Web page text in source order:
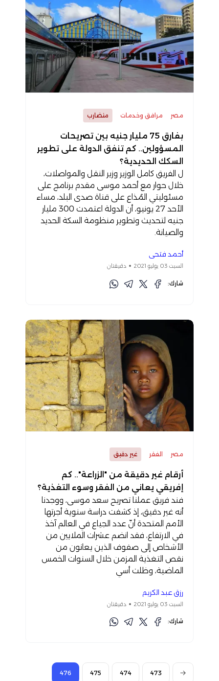
مصر مرافق وخدمات متضارب
بفارق 75 مليار جنيه بين تصريحات
المسؤولين.. كم تنفق الدولة على تطوير
السكك الحديدية؟
ل الفريق كامل الوزير وزير النقل والمواصلات،
خلال حوار مع أحمد موسى مقدم برنامج على
مسئوليتي المُذاع على قناة صدى البلد، مساء
الأحد 27 يونيو، أن الدولة اعتمدت 300 مليار
جنيه لتحديث وتطوير منظومة السكة الحديد
والصيانة.
أحمد فتحي
السبت 03 يوليو 2021 دقيقتان
شارك:
مصر الفقر غير دقيق
أرقام غير دقيقة من "الزراعة".. كم
إفريقي يعاني من الفقر وسوء التغذية؟
فند فريق عملنا تصريح سعد موسى، ووجدنا
أنه غير دقيق، إذ كشفت دراسة سنوية أجرتها
الأمم المتحدة أنّ عدد الجياع في العالم آخذ
في الارتفاع، فقد انضم عشرات الملايين من
الأشخاص إلى صفوف الذين يعانون من
نقص التغذية المزمن خلال السنوات الخمس
الماضية، وظلت أسي
رزق عبد الكريم
السبت 03 يوليو 2021 دقيقتان
شارك:
473
474
475
476